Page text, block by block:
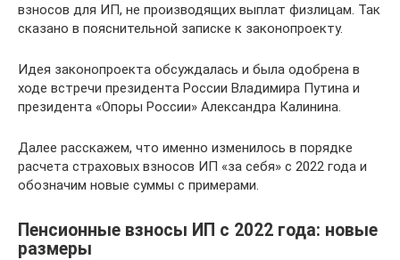
взносов для ИП, не производящих выплат физлицам. Так
сказано в пояснительной записке к законопроекту.
Идея законопроекта обсуждалась и была одобрена в
ходе встречи президента России Владимира Путина и
президента «Опоры России» Александра Калинина.
Далее расскажем, что именно изменилось в порядке
расчета страховых взносов ИП «за себя» с 2022 года и
обозначим новые суммы с примерами.
Пенсионные взносы ИП с 2022 года: новые
размеры